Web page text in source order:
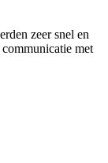
zeer snel en
met